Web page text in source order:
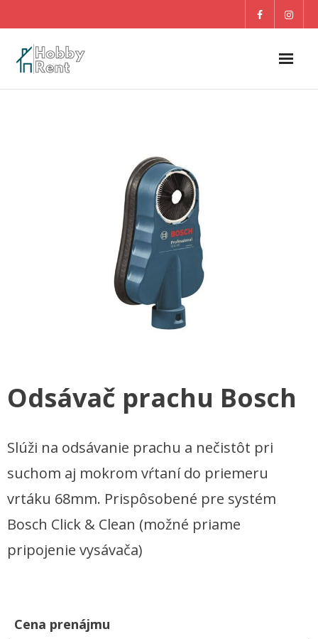
Odsávač prachu Bosch
Slúži na odsávanie prachu a nečistôt pri
suchom aj mokrom vŕtaní do priemeru
vrtáku 68mm. Prispôsobené pre systém
Bosch Click & Clean (možné priame
pripojenie vysávača)
Cena prenájmu